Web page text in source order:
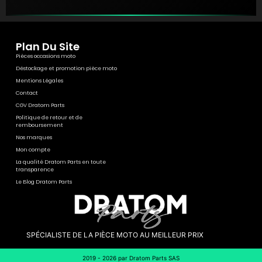
SPÉCIALISTE DE LA PIÈCE MOTO AU MEILLEUR PRIX
Plan Du Site
Pièces occasions moto
Déstockage et promotion pièce moto
Mentions Légales
Contact
CGV Dratom Parts
Politique de retour et de
remboursement
Nos marques
Mon compte
La qualité Dratom Parts en toute
transparence
Le Blog Dratom Parts
2019 - 2026 par Dratom Parts SAS